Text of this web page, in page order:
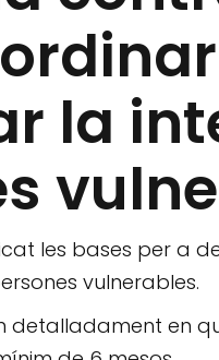
la
les bases per a
vulnerables.
detalladament en